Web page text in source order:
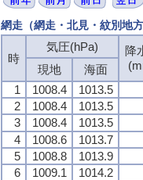
網走（網走・北見・紋別地
時
気圧(hPa)
降
現地 海面
1
1008.4 1013.5
2
1008.4 1013.5
3
1008.4 1013.5
4
1008.6 1013.7
5
1008.8 1013.9
6
1009.1 1014.2